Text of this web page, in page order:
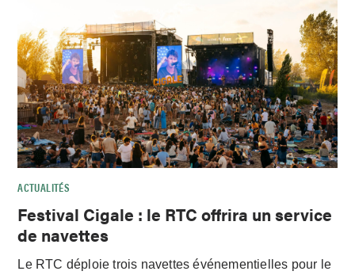
ACTUALITÉS
Festival Cigale : le RTC offrira un service
de navettes
Le RTC déploie trois navettes événementielles pour le